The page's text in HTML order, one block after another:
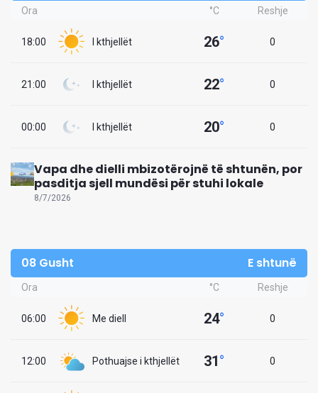
Ora °C Reshje
18:00 I kthjellët 26° 0
21:00 I kthjellët 22° 0
00:00 I kthjellët 20° 0
Vapa dhe dielli mbizotërojnë të shtunën, por
pasditja sjell mundësi për stuhi lokale
8/7/2026
08 Gusht E shtunë
Ora °C Reshje
06:00 Me diell 24° 0
12:00 Pothuajse i kthjellët 31° 0